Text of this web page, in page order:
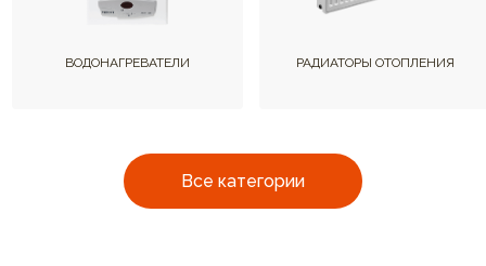
Все категории
ВОДОНАГРЕВАТЕЛИ РАДИАТОРЫ ОТОПЛЕНИЯ